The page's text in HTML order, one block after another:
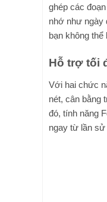
ghép các
nhớ như ngày
bạn không thể
Hỗ trợ tối
Với hai chức
nét, cân bằng
đó, tính năng
ngay từ lần sử